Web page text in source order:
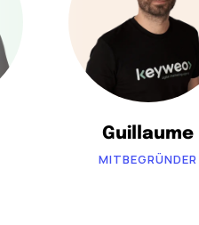
Guillaume
MITBEGRÜNDER